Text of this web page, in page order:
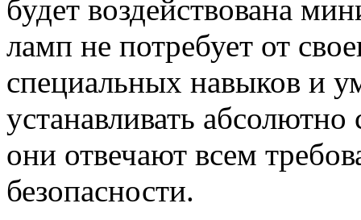
будет воздействована
ламп не потребует от
специальных навыков и
устанавливать
они отвечают всем
безопасности.